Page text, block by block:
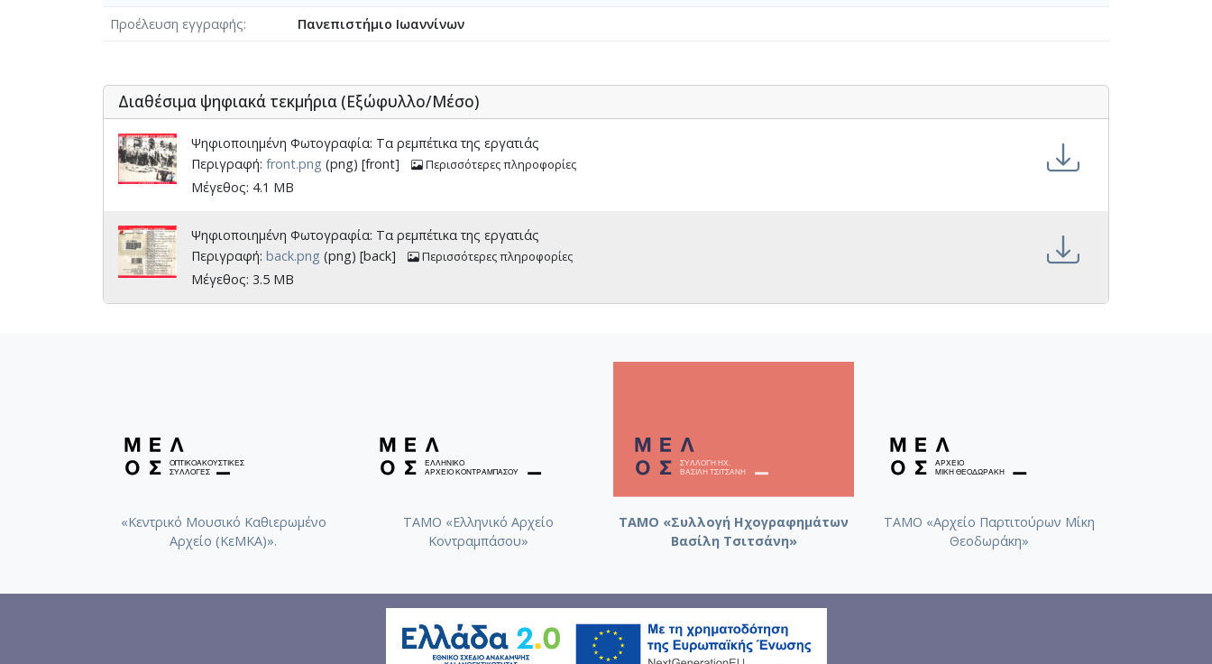
Προέλευση εγγραφής
Πανεπιστήμιο Ιωαννίνων
Διαθέσιμα ψηφιακά τεκμήρια (Εξώφυλλο/Μέσο)
Ψηφιοποιημένη Φωτογραφία: Τα ρεμπέτικα της εργατιάς
Περιγραφή: front.png (png) [front] Περισσότερες πληροφορίες
Μέγεθος: 4.1 MB
Ψηφιοποιημένη Φωτογραφία: Τα ρεμπέτικα της εργατιάς
Περιγραφή: back.png (png) [back] Περισσότερες πληροφορίες
Μέγεθος: 3.5 MB
«Κεντρικό Μουσικό Καθιερωμένο
Αρχείο (ΚεΜΚΑ)».
ΤΑΜΟ «Ελληνικό Αρχείο
Κοντραμπάσου»
ΤΑΜΟ «Συλλογή Ηχογραφημάτων
Βασίλη Τσιτσάνη»
ΤΑΜΟ «Αρχείο Παρτιτούρων Μίκη
Θεοδωράκη»